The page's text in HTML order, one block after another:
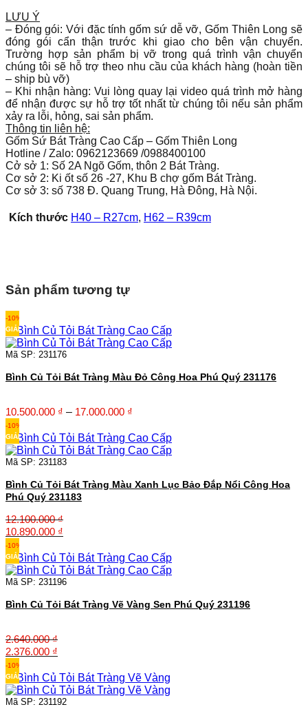
LƯU Ý
– Đóng gói: Với đặc tính gốm sứ dễ vỡ, Gốm Thiên Long sẽ
đóng gói cẩn thận trước khi giao cho bên vận chuyển.
Trường hợp sản phẩm bị vỡ trong quá trình vận chuyển
chúng tôi sẽ hỗ trợ theo nhu cầu của khách hàng (hoàn tiền
– ship bù vỡ)
– Khi nhận hàng: Vui lòng quay lại video quá trình mở hàng
để nhận được sự hỗ trợ tốt nhất từ chúng tôi nếu sản phẩm
xảy ra lỗi, hỏng, sai sản phẩm.
Thông tin liên hệ:
Gốm Sứ Bát Tràng Cao Cấp – Gốm Thiên Long
Hotline / Zalo: 0962123669 /0988400100
Cở sở 1: Số 2A Ngõ Gốm, thôn 2 Bát Tràng.
Cơ sở 2: Ki ốt số 26 -27, Khu B chợ gốm Bát Tràng.
Cơ sở 3: số 738 Đ. Quang Trung, Hà Đông, Hà Nội.
Kích thước H40 – R27cm, H62 – R39cm
Sản phẩm tương tự
-10%
GIẢM
Mã SP: 231176
Bình Củ Tỏi Bát Tràng Màu Đỏ Công Hoa Phú Quý 231176
10.500.000 ₫ – 17.000.000 ₫
từ
10.500.000 ₫
-10%
GIẢM
Mã SP: 231183
Bình Củ Tỏi Bát Tràng Màu Xanh Lục Bảo Đắp Nổi Công Hoa
Phú Quý 231183
12.100.000₫
Giá
gốc
là:
12.100.000 ₫.
10.890.000 ₫
tại
là:
10.890.000 ₫.
-10%
GIẢM
Mã SP: 231196
Bình Củ Tỏi Bát Tràng Vẽ Vàng Sen Phú Quý 231196
2.640.000₫
Giá
gốc
là:
2.640.000 ₫.
2.376.000 ₫
tại
là:
2.376.000 ₫.
-10%
GIẢM
Mã SP: 231192